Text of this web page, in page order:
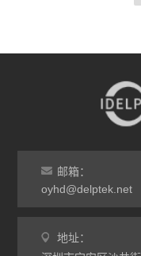
邮箱：
oyhd@delptek.net
地址：